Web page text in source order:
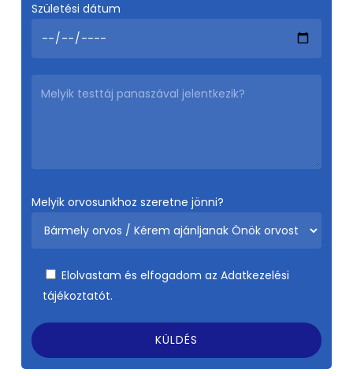
Születési dátum
Melyik orvosunkhoz szeretne jönni?
Elolvastam és elfogadom azAdatkezelési
tájékoztatót.